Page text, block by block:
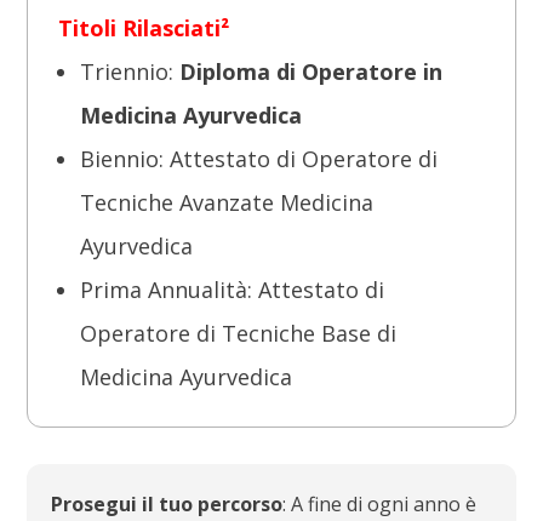
Titoli Rilasciati²
Triennio: Diploma di Operatore in
Medicina Ayurvedica
Biennio: Attestato di Operatore di
Tecniche Avanzate Medicina
Ayurvedica
Prima Annualità: Attestato di
Operatore di Tecniche Base di
Medicina Ayurvedica
Prosegui il tuo percorso: A fine di ogni anno è